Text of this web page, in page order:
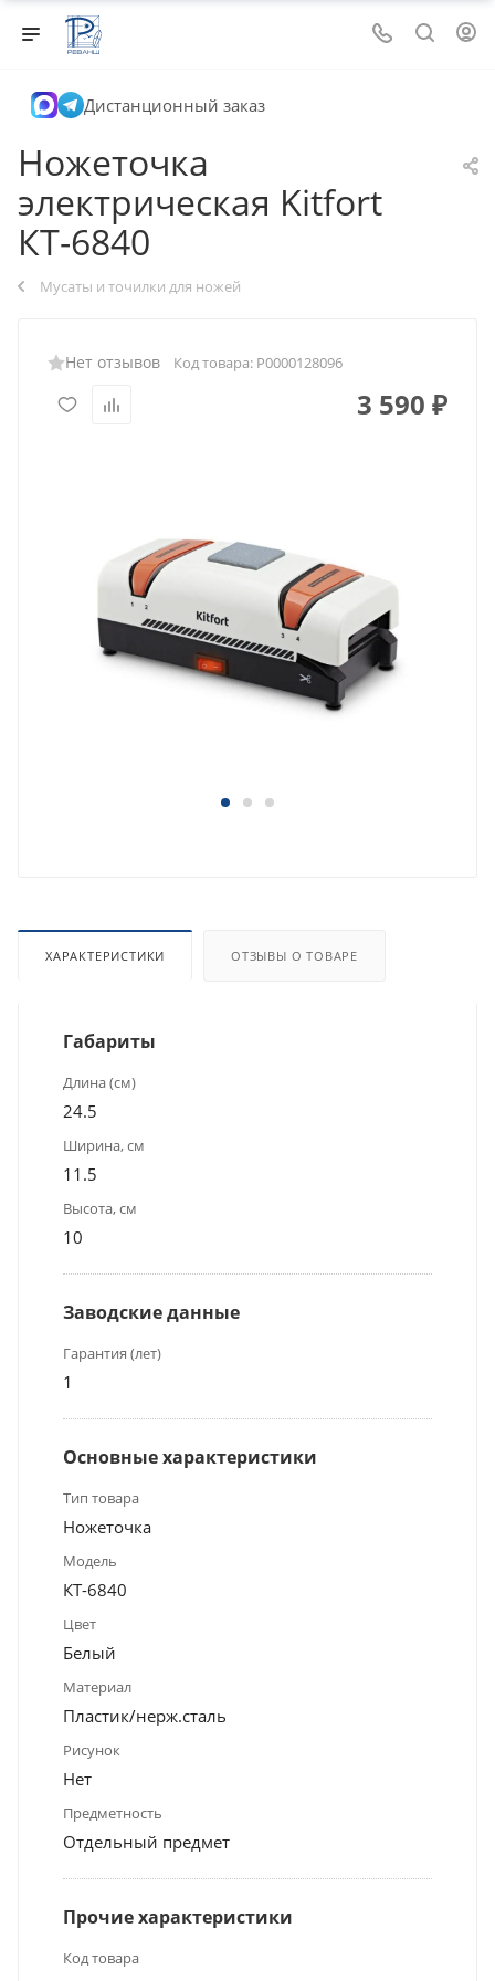
Дистанционный заказ
Ножеточка
электрическая Kitfort
КТ-6840
Мусаты и точилки для ножей
Нет отзывов Код товара: Р0000128096
3 590 ₽
ХАРАКТЕРИСТИКИ ОТЗЫВЫ О ТОВАРЕ
Габариты
Длина (см)
24.5
Ширина, см
11.5
Высота, см
10
Заводские данные
Гарантия (лет)
1
Основные характеристики
Тип товара
Ножеточка
Модель
КТ-6840
Цвет
Белый
Материал
Пластик/нерж.сталь
Рисунок
Нет
Предметность
Отдельный предмет
Прочие характеристики
Код товара